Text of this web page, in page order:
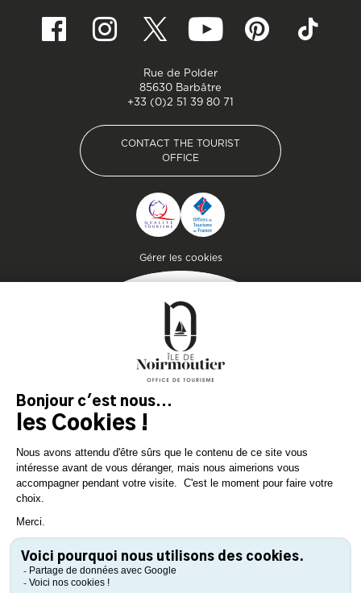
Gérer les cookies
Getaway
Plan your stay on the
island of genuine
experiences!
DOWNLOAD
DOWNLOAD
Rue de Polder
85630 Barbâtre
+33 (0)2 51 39 80 71
CONTACT THE TOURIST
OFFICE
CONTACT THE TOURIST
OFFICE